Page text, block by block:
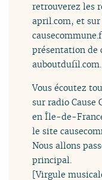
retrouverez les
april.com, et
présentation de
auboutdufil.com.
Vous écoutez
sur radio Cause
en Île-de-
le site
Nous allons
principal.
[Virgule